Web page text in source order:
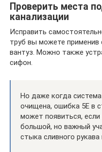
Проверить места
канализации
Исправить
труб вы можете применив
вантуз. Можно также
сифон.
Но даже когда
очищена, ошибка 5Е в
может появиться,
большой, но важный
стыка сливного